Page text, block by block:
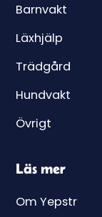
Barnvakt
Läxhjälp
Trädgård
Hundvakt
Övrigt
Läs mer
Om Yepstr